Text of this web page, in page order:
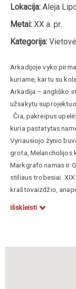
Lokacija: Aleja
Metai: XX a. pr.
Kategorija:
Arkadijoje vyko
kuriame, kartu su
Arkadija – angliško
užsakytu
Čia, pakreipus
kuria pastatytas
Vyriausiojo žynio
grota, Melancholijos
Markgrafo namas ir
stiliaus trobesiai.
kraštovaizdžio,
Plenero dienotvarkė
Išskleisti